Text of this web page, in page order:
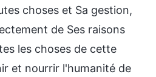
choses et Sa gestion,
de Ses raisons
les choses de cette
et nourrir l'humanité de